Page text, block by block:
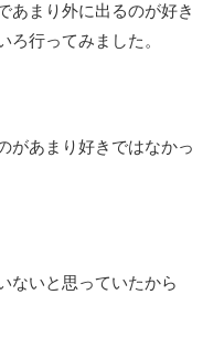
あまり外に出るのが好き
ろ行ってみました。
があまり好きではなかっ
ないと思っていたから